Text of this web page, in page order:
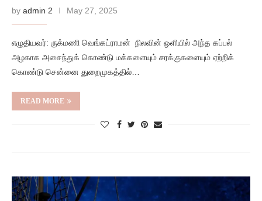
by admin 2 May 27, 2025
எழுதியவர்: ருக்மணி வெங்கட்ராமன் நிலவின் ஒளியில் அந்த கப்பல்
அழகாக அசைந்துக் கொண்டு மக்களையும் சரக்குகளையும் ஏற்றிக்
கொண்டு சென்னை துறைமுகத்தில்…
READ MORE